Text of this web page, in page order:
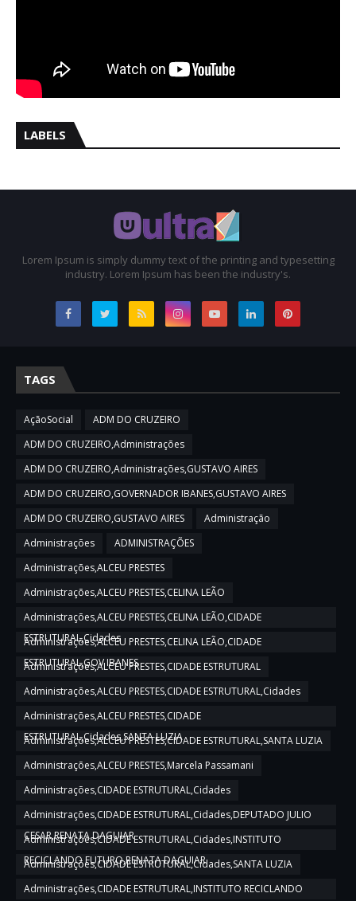
LABELS
Lorem Ipsum is simply dummy text of the printing and typesetting
industry. Lorem Ipsum has been the industry's.
TAGS
AçãoSocial
ADM DO CRUZEIRO
ADM DO CRUZEIRO,Administrações
ADM DO CRUZEIRO,Administrações,GUSTAVO AIRES
ADM DO CRUZEIRO,GOVERNADOR IBANES,GUSTAVO AIRES
ADM DO CRUZEIRO,GUSTAVO AIRES
Administração
Administrações
ADMINISTRAÇÕES
Administrações,ALCEU PRESTES
Administrações,ALCEU PRESTES,CELINA LEÃO
Administrações,ALCEU PRESTES,CELINA LEÃO,CIDADE
ESTRUTURAL,Cidades
Administrações,ALCEU PRESTES,CELINA LEÃO,CIDADE
ESTRUTURAL,GOV IBANES
Administrações,ALCEU PRESTES,CIDADE ESTRUTURAL
Administrações,ALCEU PRESTES,CIDADE ESTRUTURAL,Cidades
Administrações,ALCEU PRESTES,CIDADE
ESTRUTURAL,Cidades,SANTA LUZIA
Administrações,ALCEU PRESTES,CIDADE ESTRUTURAL,SANTA LUZIA
Administrações,ALCEU PRESTES,Marcela Passamani
Administrações,CIDADE ESTRUTURAL,Cidades
Administrações,CIDADE ESTRUTURAL,Cidades,DEPUTADO JULIO
CESAR,RENATA DAGUIAR
Administrações,CIDADE ESTRUTURAL,Cidades,INSTITUTO
RECICLANDO FUTURO,RENATA DAGUIAR
Administrações,CIDADE ESTRUTURAL,Cidades,SANTA LUZIA
Administrações,CIDADE ESTRUTURAL,INSTITUTO RECICLANDO